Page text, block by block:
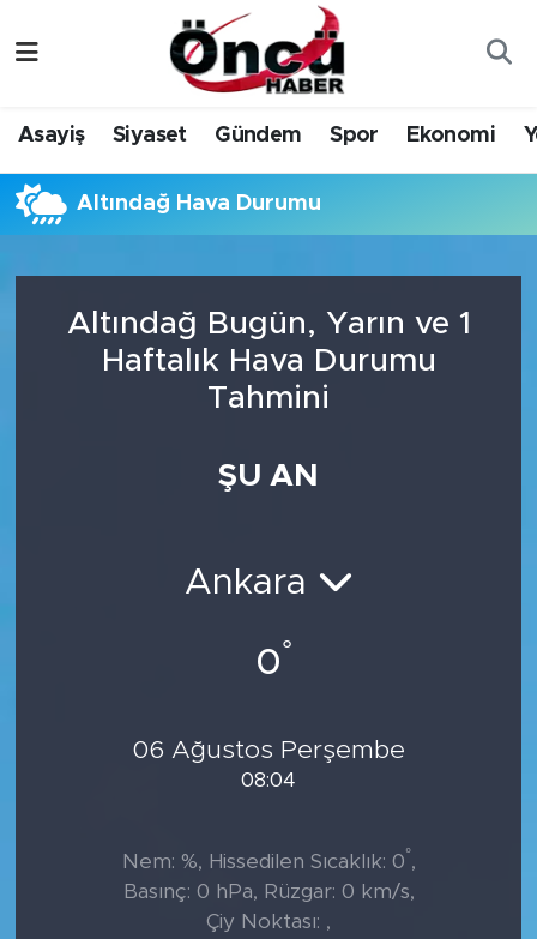
Asayiş Siyaset Gündem Spor Ekonomi
Altındağ Hava Durumu
Altındağ Bugün, Yarın ve 1
Haftalık Hava Durumu
Tahmini
ŞU AN
Ankara
0°
06 Ağustos Perşembe
08:04
Nem: %, Hissedilen Sıcaklık: 0°,
Basınç: 0 hPa, Rüzgar: 0 km/s,
Çiy Noktası: ,
Gündem
Sağlık & Çevre
Spor
Siyaset
Düzce Nöbetçi Eczaneler
Düzce Hava Durumu
Düzce Namaz Vakitleri
Düzce Trafik Yoğunluk Haritası
Süper Lig Puan Durumu ve Fikstür
Tüm Manşetler